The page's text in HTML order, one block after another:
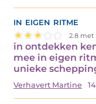
in eigen ritme
2.8
in ontdekken
mee in eigen
unieke
Verhavert Martine